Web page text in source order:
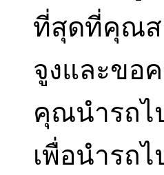
ที่สุดที่คุณส
จูงและขอ
คุณนำรถไ
เพื่อนำรถ